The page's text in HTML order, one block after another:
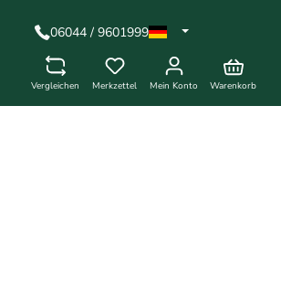
06044 / 9601999
Vergleichen Merkzettel Mein Konto Warenkorb